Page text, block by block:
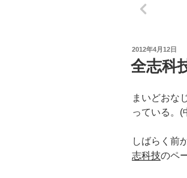
投
稿
日:
2012年4月12日
全志科
まいどおな
っている。(
しばらく前
志科技のペ